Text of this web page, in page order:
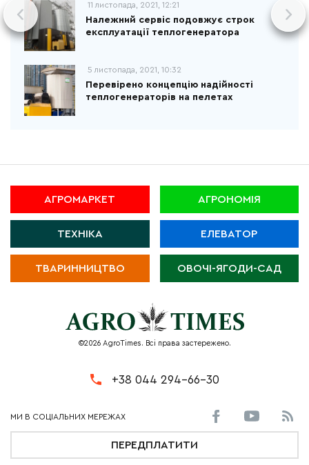
11 листопада, 2021, 12:21
Належний сервіс подовжує строк
експлуатації теплогенератора
5 листопада, 2021, 10:32
Перевірено концепцію надійності
теплогенераторів на пелетах
АГРОМАРКЕТ АГРОНОМІЯ
ТЕХНІКА ЕЛЕВАТОР
ТВАРИННИЦТВО ОВОЧІ-ЯГОДИ-САД
©2026 AgroTimes. Всі права застережено.
+38 044 294-66-30
ПЕРЕДПЛАТИТИ